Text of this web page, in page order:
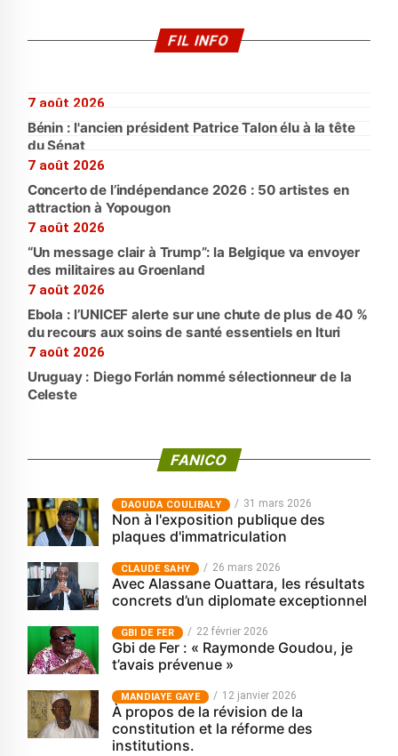
FIL INFO
7 août 2026
Bénin : l'ancien président Patrice Talon élu à la tête
du Sénat
7 août 2026
Concerto de l’indépendance 2026 : 50 artistes en
attraction à Yopougon
7 août 2026
“Un message clair à Trump”: la Belgique va envoyer
des militaires au Groenland
7 août 2026
Ebola : l’UNICEF alerte sur une chute de plus de 40 %
du recours aux soins de santé essentiels en Ituri
7 août 2026
Uruguay : Diego Forlán nommé sélectionneur de la
Celeste
FANICO
‎DAOUDA COULIBALY 31 mars 2026
Non à l'exposition publique des
plaques d'immatriculation
CLAUDE SAHY 26 mars 2026
Avec Alassane Ouattara, les résultats
concrets d’un diplomate exceptionnel
GBI DE FER 22 février 2026
Gbi de Fer : « Raymonde Goudou, je
t’avais prévenue »
MANDIAYE GAYE 12 janvier 2026
À propos de la révision de la
constitution et la réforme des
institutions.